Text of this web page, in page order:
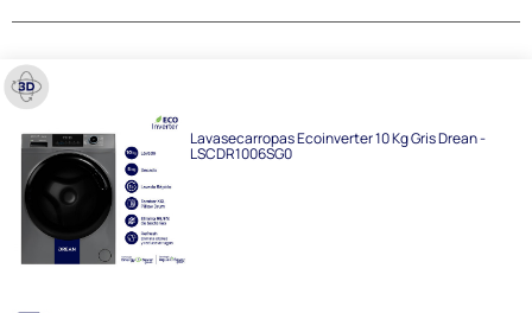
Lavasecarropas Ecoinverter 10 Kg Gris Drean -
LSCDR1006SG0